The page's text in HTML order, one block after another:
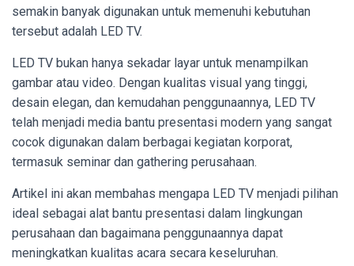
semakin banyak digunakan untuk memenuhi kebutuhan
tersebut adalah LED TV.
LED TV bukan hanya sekadar layar untuk menampilkan
gambar atau video. Dengan kualitas visual yang tinggi,
desain elegan, dan kemudahan penggunaannya, LED TV
telah menjadi media bantu presentasi modern yang sangat
cocok digunakan dalam berbagai kegiatan korporat,
termasuk seminar dan gathering perusahaan.
Artikel ini akan membahas mengapa LED TV menjadi pilihan
ideal sebagai alat bantu presentasi dalam lingkungan
perusahaan dan bagaimana penggunaannya dapat
meningkatkan kualitas acara secara keseluruhan.